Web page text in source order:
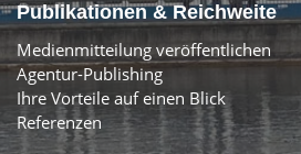
Publikationen & Reichweite
Medienmitteilung veröffentlichen
Agentur-Publishing
Ihre Vorteile auf einen Blick
Referenzen